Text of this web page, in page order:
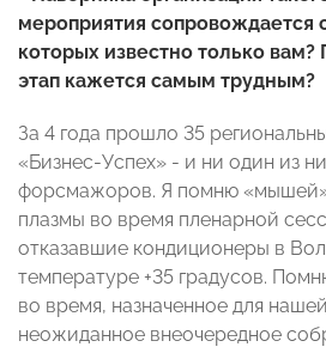
мероприятия сопровождается
которых известно только вам?
этап кажется самым трудным?
За 4 года прошло 35
«Бизнес-Успех» - и ни один из
форсмажоров. Я помню
плазмы во время пленарной
отказавшие кондиционеры в
температуре +35 градусов.
во время, назначенное для
неожиданное внеочередное